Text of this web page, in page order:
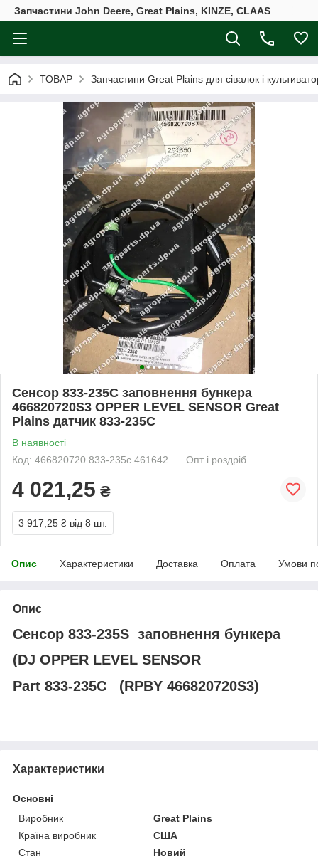
Запчастини John Deere, Great Plains, KINZE, CLAAS
ТОВАР Запчастини Great Plains для сівалок і
Сенсор 833-235C заповнення бункера
466820720S3 OPPER LEVEL SENSOR Great
Plains датчик 833-235С
В наявності
Код: 466820720 833-235с 461642
Опт і роздріб
4 021,25 ₴
3 917,25 ₴ від 8 шт.
Опис Характеристики Доставка Оплата Умови
Опис
Сенсор 833-235S заповнення бункера
(DJ OPPER LEVEL SENSOR
Part 833-235C (RPBY 466820720S3)
Характеристики
Основні
Виробник
Great Plains
Країна виробник
США
Стан
Новий